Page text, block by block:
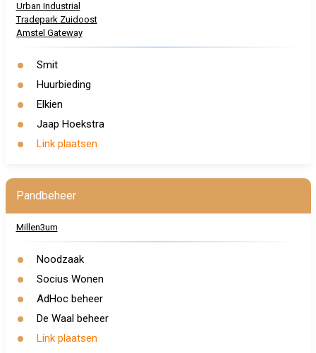
Urban Industrial
Tradepark Zuidoost
Amstel Gateway
Smit
Huurbieding
Elkien
Jaap Hoekstra
Link plaatsen
Pandbeheer
Millen3um
Noodzaak
Socius Wonen
AdHoc beheer
De Waal beheer
Link plaatsen